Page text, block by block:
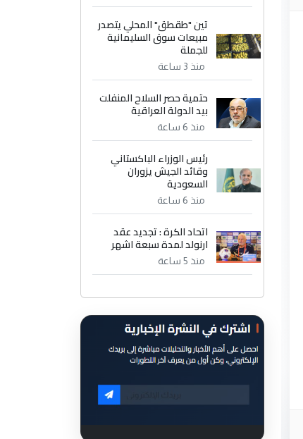
تين "طقطق" المحلي يتصدر
مبيعات سوق السليمانية
للجملة
منذ 3 ساعة
حتمية حصر السلاح المنفلت
بيد الدولة العراقية
منذ 6 ساعة
رئيس الوزراء الباكستاني
وقائد الجيش يزوران
السعودية
منذ 6 ساعة
اتحاد الكرة : تجديد عقد
ارنولد لمدة سبعة اشهر
منذ 5 ساعة